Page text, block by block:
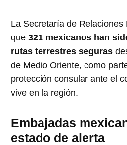
La Secretaría de Relaciones
que321 mexicanos han
rutas terrestres seguras
de Medio Oriente, como
protección consular ante el
vive en la región.
Embajadas
estado de alerta